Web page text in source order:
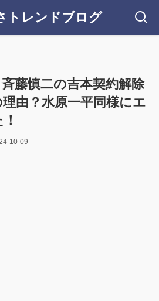
トレンドブログ
斉藤慎二の吉本契約解除
由？水原一平同様にエ
10-09